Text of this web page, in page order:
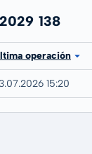
138
operación
15:20